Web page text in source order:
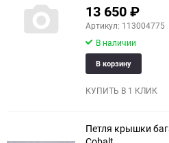
13 650₽
Артикул: 113004775
В наличии
В корзину
КУПИТЬ В 1 КЛИК
Петля крышки